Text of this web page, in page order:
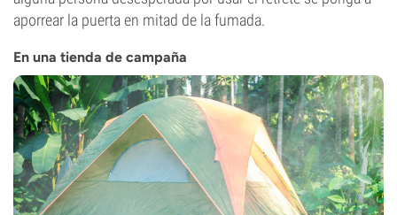
aporrear la puerta en mitad de la fumada.
En una tienda de campaña